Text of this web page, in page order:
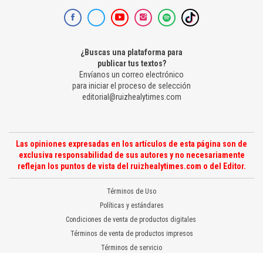
¿Buscas una plataforma para
publicar tus textos?
Envíanos un correo electrónico
para iniciar el proceso de selección
editorial@ruizhealytimes.com
Las opiniones expresadas en los artículos de esta página son de
exclusiva responsabilidad de sus autores y no necesariamente
reflejan los puntos de vista del ruizhealytimes.com o del Editor.
Términos de Uso
Políticas y estándares
Condiciones de venta de productos digitales
Términos de venta de productos impresos
Términos de servicio